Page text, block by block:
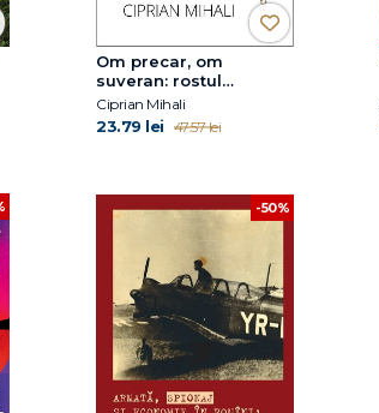
Om precar, om
suveran: rostul
filosofiei în societatea
digitală
Ciprian Mihali
23.79 lei 47.57 lei
-50%